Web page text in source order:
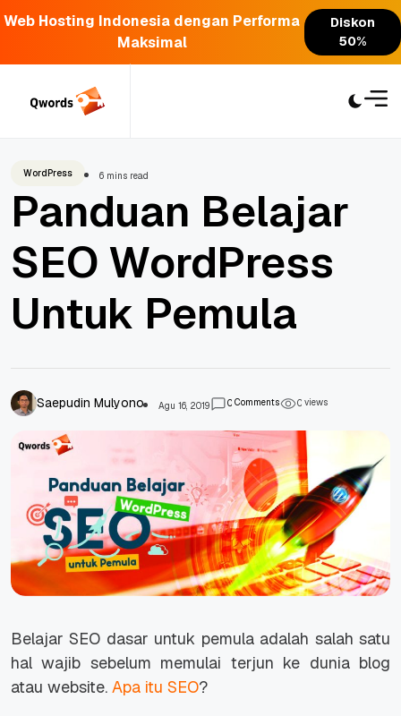
Web Hosting Indonesia dengan Performa
Maksimal
Diskon
50%
WordPress 6 mins read
Panduan Belajar
SEO WordPress
Untuk Pemula
Saepudin Mulyono Agu 16, 2019 0Comments 0views
Belajar SEO dasar untuk pemula adalah salah satu
hal wajib sebelum memulai terjun ke dunia blog
atau website. Apa itu SEO?